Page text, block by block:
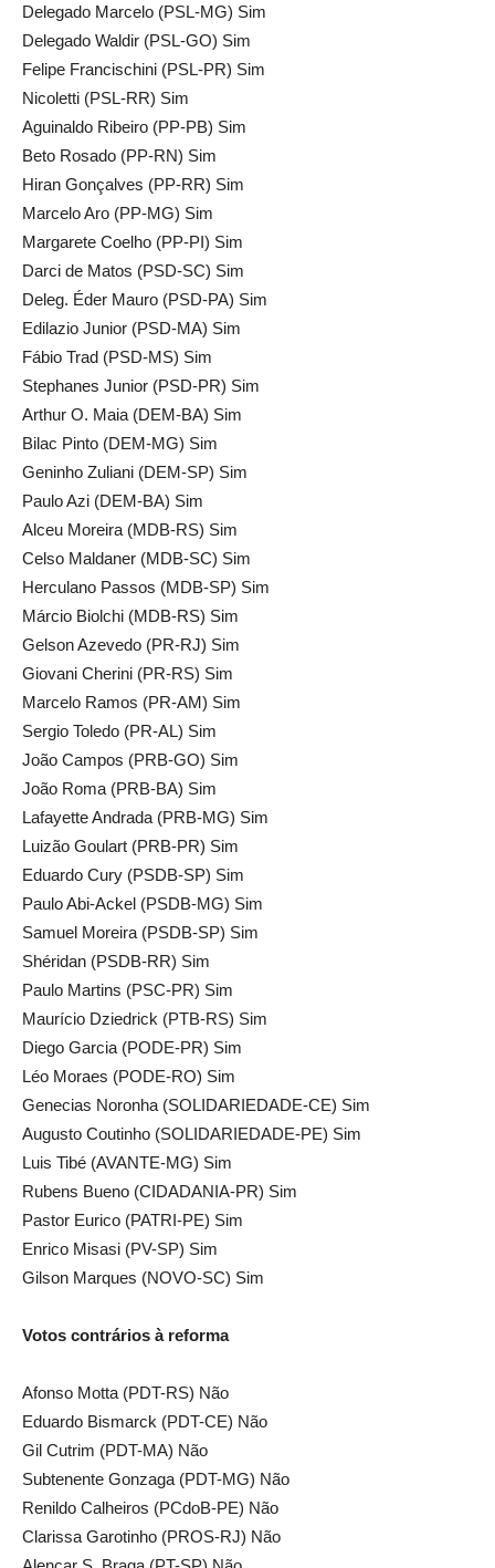
Delegado Marcelo (PSL-MG) Sim
Delegado Waldir (PSL-GO) Sim
Felipe Francischini (PSL-PR) Sim
Nicoletti (PSL-RR) Sim
Aguinaldo Ribeiro (PP-PB) Sim
Beto Rosado (PP-RN) Sim
Hiran Gonçalves (PP-RR) Sim
Marcelo Aro (PP-MG) Sim
Margarete Coelho (PP-PI) Sim
Darci de Matos (PSD-SC) Sim
Deleg. Éder Mauro (PSD-PA) Sim
Edilazio Junior (PSD-MA) Sim
Fábio Trad (PSD-MS) Sim
Stephanes Junior (PSD-PR) Sim
Arthur O. Maia (DEM-BA) Sim
Bilac Pinto (DEM-MG) Sim
Geninho Zuliani (DEM-SP) Sim
Paulo Azi (DEM-BA) Sim
Alceu Moreira (MDB-RS) Sim
Celso Maldaner (MDB-SC) Sim
Herculano Passos (MDB-SP) Sim
Márcio Biolchi (MDB-RS) Sim
Gelson Azevedo (PR-RJ) Sim
Giovani Cherini (PR-RS) Sim
Marcelo Ramos (PR-AM) Sim
Sergio Toledo (PR-AL) Sim
João Campos (PRB-GO) Sim
João Roma (PRB-BA) Sim
Lafayette Andrada (PRB-MG) Sim
Luizão Goulart (PRB-PR) Sim
Eduardo Cury (PSDB-SP) Sim
Paulo Abi-Ackel (PSDB-MG) Sim
Samuel Moreira (PSDB-SP) Sim
Shéridan (PSDB-RR) Sim
Paulo Martins (PSC-PR) Sim
Maurício Dziedrick (PTB-RS) Sim
Diego Garcia (PODE-PR) Sim
Léo Moraes (PODE-RO) Sim
Genecias Noronha (SOLIDARIEDADE-CE) Sim
Augusto Coutinho (SOLIDARIEDADE-PE) Sim
Luis Tibé (AVANTE-MG) Sim
Rubens Bueno (CIDADANIA-PR) Sim
Pastor Eurico (PATRI-PE) Sim
Enrico Misasi (PV-SP) Sim
Gilson Marques (NOVO-SC) Sim
Votos contrários à reforma
Afonso Motta (PDT-RS) Não
Eduardo Bismarck (PDT-CE) Não
Gil Cutrim (PDT-MA) Não
Subtenente Gonzaga (PDT-MG) Não
Renildo Calheiros (PCdoB-PE) Não
Clarissa Garotinho (PROS-RJ) Não